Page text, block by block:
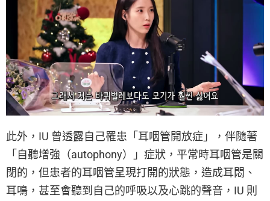
此外，IU 曾透露自己罹患「耳咽管開放症」，伴隨著
「自聽增強（autophony）」症狀，平常時耳咽管是關
閉的，但患者的耳咽管呈現打開的狀態，造成耳悶、
耳鳴，甚至會聽到自己的呼吸以及心跳的聲音，IU 則